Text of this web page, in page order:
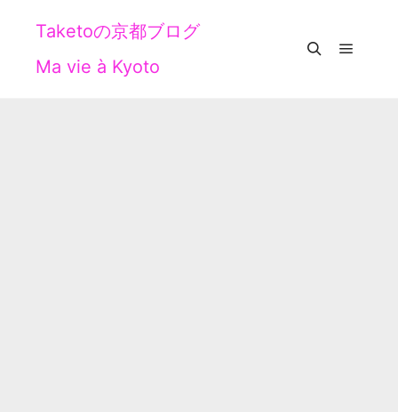
Taketoの京都ブログ
Ma vie à Kyoto